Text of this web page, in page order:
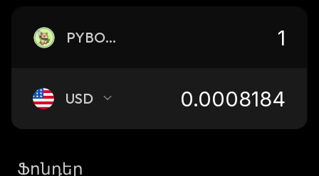
PYBOBO
USD
Ֆոնդեր